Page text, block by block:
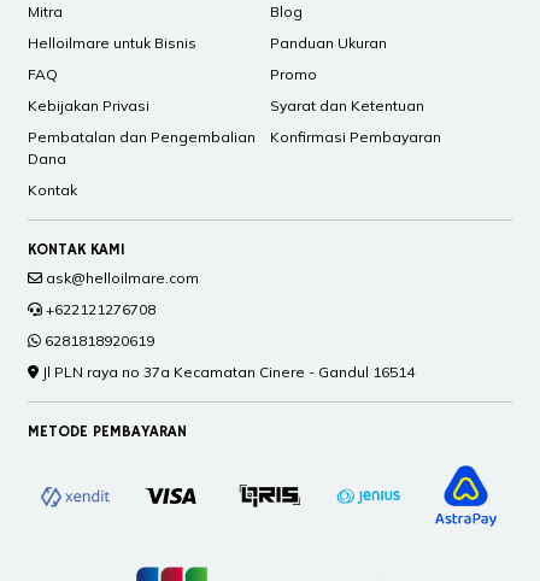
Mitra
Blog
Helloilmare untuk Bisnis
Panduan Ukuran
FAQ
Promo
Kebijakan Privasi
Syarat dan Ketentuan
Pembatalan dan Pengembalian
Dana
Konfirmasi Pembayaran
Kontak
KONTAK KAMI
ask@helloilmare.com
+622121276708
6281818920619
Jl PLN raya no 37a Kecamatan Cinere - Gandul 16514
METODE PEMBAYARAN